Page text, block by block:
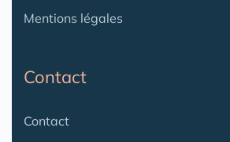
Mentions légales
Contact
Contact